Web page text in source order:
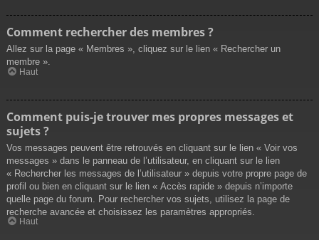
Comment rechercher des membres ?
Allez sur la page « Membres », cliquez sur le lien « Rechercher un
membre ».
Haut
Comment puis-je trouver mes propres messages et
sujets ?
Vos messages peuvent être retrouvés en cliquant sur le lien « Voir vos
messages » dans le panneau de l’utilisateur, en cliquant sur le lien
« Rechercher les messages de l’utilisateur » depuis votre propre page de
profil ou bien en cliquant sur le lien « Accès rapide » depuis n’importe
quelle page du forum. Pour rechercher vos sujets, utilisez la page de
recherche avancée et choisissez les paramètres appropriés.
Haut